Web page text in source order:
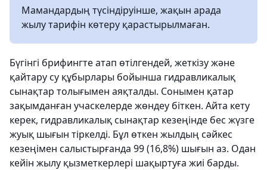
Мамандардың түсіндіруінше, жақын арада
жылу тарифін көтеру қарастырылмаған.
Бүгінгі брифингте атап өтілгендей, жеткізу және
қайтару су құбырлары бойынша гидравликалық
сынақтар толығымен аяқталды. Сонымен қатар
зақымданған учаскелерде жөндеу біткен. Айта кету
керек, гидравликалық сынақтар кезеңінде бес жүзге
жуық шығын тіркелді. Бұл өткен жылдың сәйкес
кезеңімен салыстырғанда 99 (16,8%) шығын аз. Одан
кейін жылу қызметкерлері шақыртуға жиі барды.